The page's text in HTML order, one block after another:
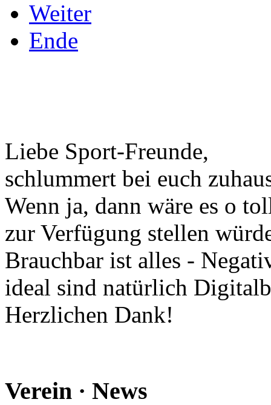
Weiter
Ende
Liebe Sport-Freunde,
schlummert bei euch
Wenn ja, dann wäre es o
zur Verfügung stellen
Brauchbar ist alles -
ideal sind natürlich
Herzlichen Dank!
Verein · News